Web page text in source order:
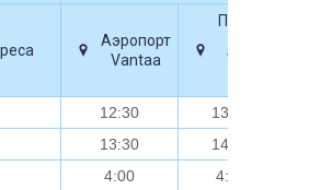
Аэропорт
Vantaa
Паромы
Viking
12:30
13:00
13:30
14:00
4:00
4:30